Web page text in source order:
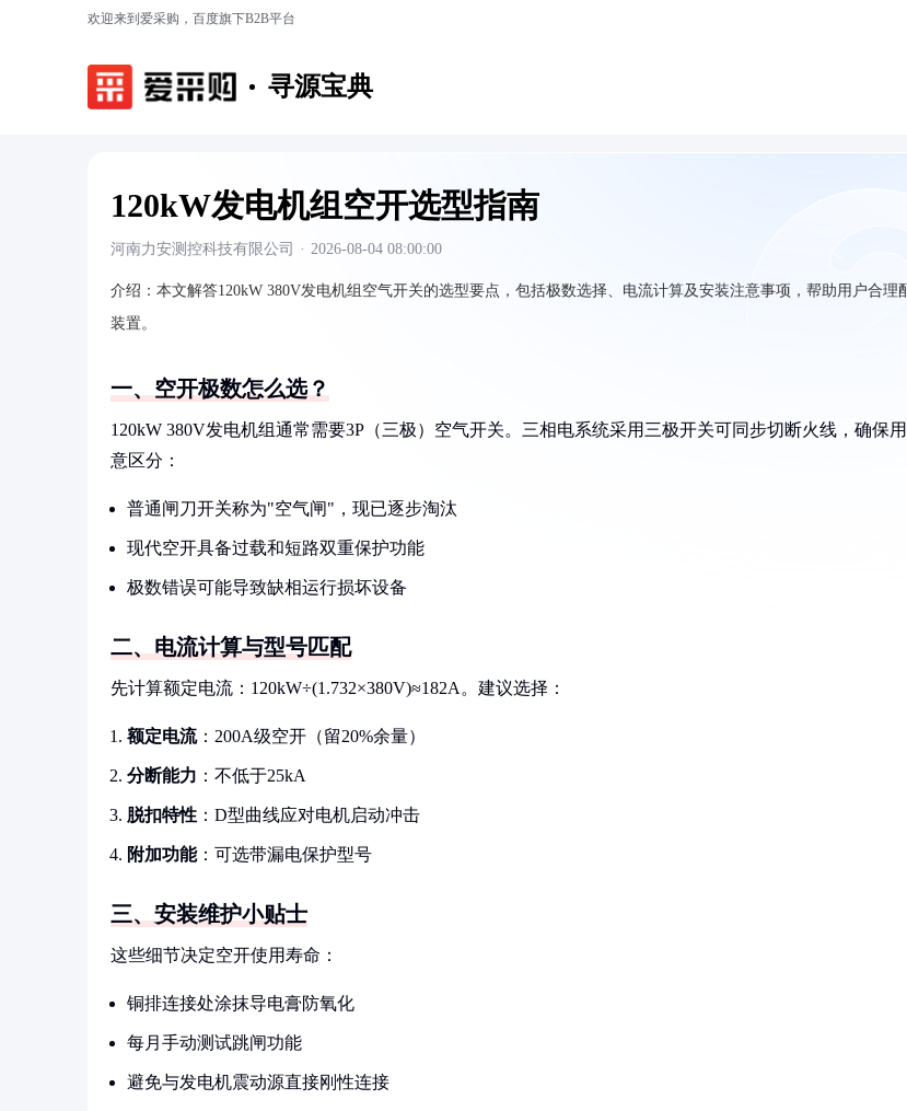
欢迎来到爱采购，百度旗下B2B平台
寻源宝典
120kW发电机组空开选型指南
河南力安测控科技有限公司 · 2026-08-04 08:00:00
介绍： 本文解答120kW 380V发电机组空气开关的选型要点，包括极数选择、电流计算及安装注意事项，帮助用户合理
装置。
一、空开极数怎么选？
120kW 380V发电机组通常需要3P（三极）空气开关。三相电系统采用三极开关可同步切断火线，确保
意区分：
普通闸刀开关称为"空气闸"，现已逐步淘汰
现代空开具备过载和短路双重保护功能
极数错误可能导致缺相运行损坏设备
二、电流计算与型号匹配
先计算额定电流：120kW÷(1.732×380V)≈182A。建议选择：
额定电流：200A级空开（留20%余量）
分断能力 ：不低于25kA
脱扣特性 ：D型曲线应对电机启动冲击
附加功能：可选带漏电保护型号
三、安装维护小贴士
这些细节决定空开使用寿命：
铜排连接处涂抹导电膏防氧化
每月手动测试跳闸功能
避免与发电机震动源直接刚性连接